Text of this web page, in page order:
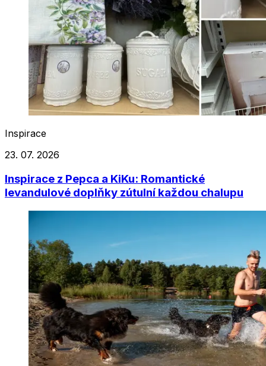
Inspirace
23. 07. 2026
Inspirace z Pepca a KiKu: Romantické
levandulové doplňky zútulní každou chalupu